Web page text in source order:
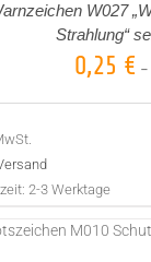
W027
Strahlung“
0,25 € –
2-3 Werktage